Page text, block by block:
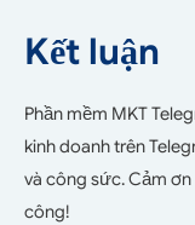
Kết luận
Phần mềm MKT
kinh doanh trên
và công sức. Cảm
công!